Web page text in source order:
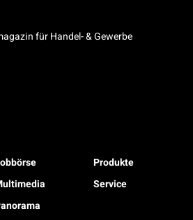
für Handel- & Gewerbe
Produkte
Service